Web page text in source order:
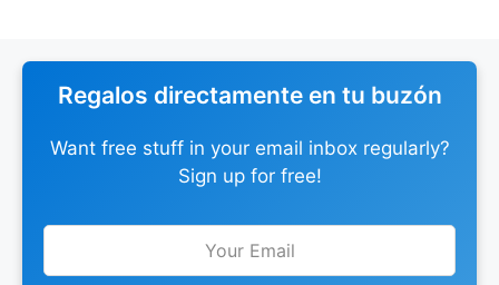
Regalos directamente en tu buzón
Want free stuff in your email inbox regularly?
Sign up for free!
Leave